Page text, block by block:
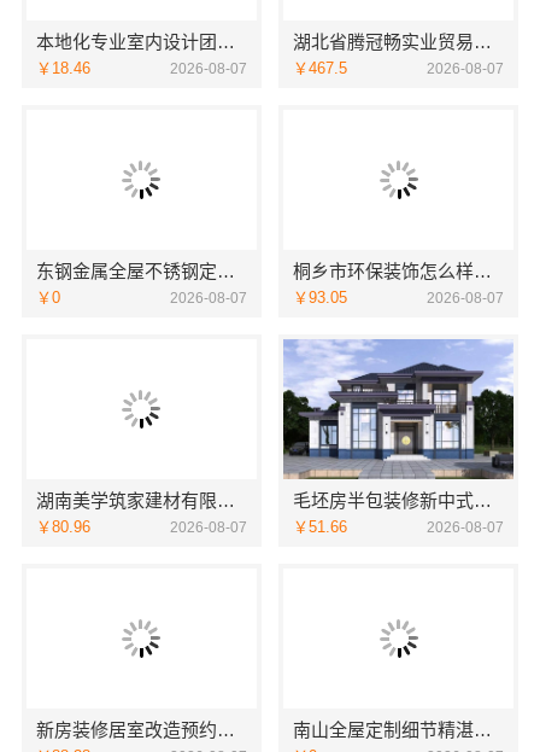
本地化专业室内设计团队省心，嘉兴绿色之家建材科技有限公司
￥18.46 2026-08-07
湖北省腾冠畅实业贸易有限公司：国内轮胎批发平台正品一手价
￥467.5 2026-08-07
东钢金属全屋不锈钢定制生产商本地
￥0 2026-08-07
桐乡市环保装饰怎么样，嘉兴锦居装饰材料有限公司
￥93.05 2026-08-07
湖南美学筑家建材有限公司：新房装修首选
￥80.96 2026-08-07
毛坯房半包装修新中式，中蓝建投（北京）建设有限公司武功分公司省心交付
￥51.66 2026-08-07
新房装修居室改造预约上门_嘉兴美居乐建材科技有限公司 南山全屋定制细节精湛，华居不锈钢匠心打造